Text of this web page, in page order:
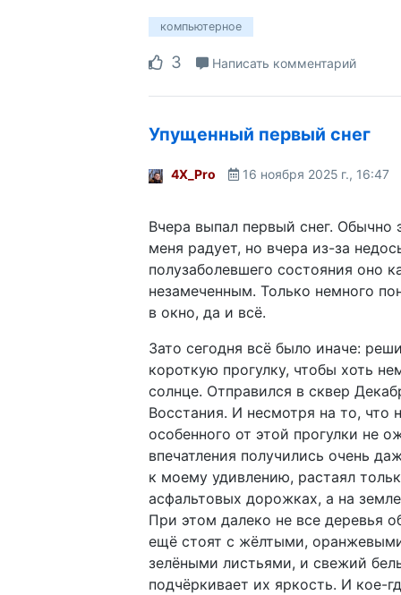
компьютерное
3 Написать комментарий
Упущенный первый снег
4X_Pro 16 ноября 2025 г., 16:47
Вчера выпал первый снег. Обычно
меня радует, но вчера из-за
полузаболевшего состояния оно
незамеченным. Только немного
в окно, да и всё.
Зато сегодня всё было иначе:
короткую прогулку, чтобы хоть
солнце. Отправился в сквер
Восстания. И несмотря на то, что
особенного от этой прогулки не
впечатления получились очень
к моему удивлению, растаял
асфальтовых дорожках, а на
При этом далеко не все деревья
ещё стоят с жёлтыми,
зелёными листьями, и свежий
подчёркивает их яркость. И кое-